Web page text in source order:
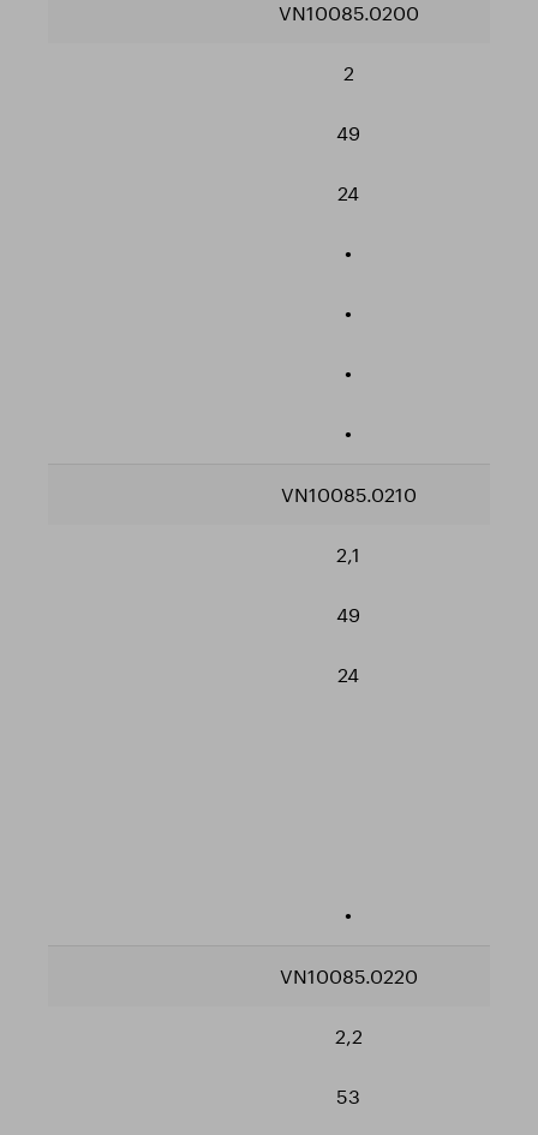
VN10085.0200
2
49
24
•
•
•
•
VN10085.0210
2,1
49
24
•
VN10085.0220
2,2
53